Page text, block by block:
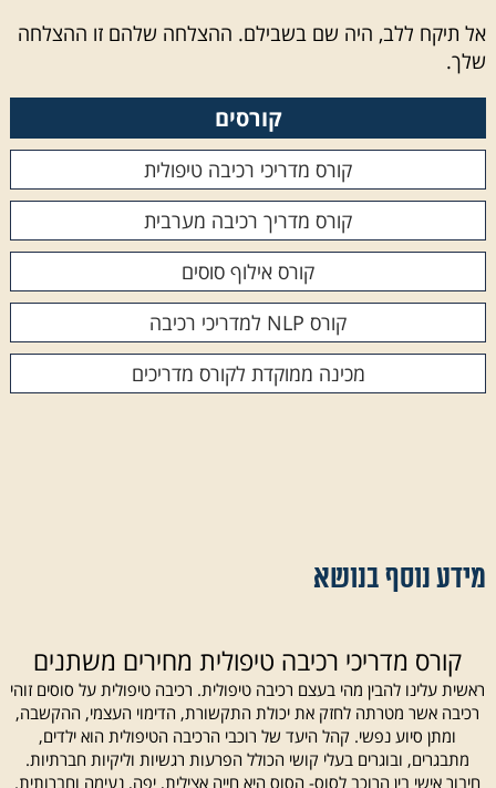
קורסים
קורס מדריכי רכיבה טיפולית
קורס מדריך רכיבה מערבית
קורס אילוף סוסים
קורס NLP למדריכי רכיבה
מכינה ממוקדת לקורס מדריכים
אל תיקח ללב, היה שם בשבילם. ההצלחה שלהם זו ההצלחה
שלך.
מידע נוסף בנושא
קורס מדריכי רכיבה טיפולית מחירים
רכיבה טיפולית על סוסים נעשתה פופולארית מאוד בשנים האחרונות. ישנם
רבים המעוניינים להפוך למדרכי רכיבה טיפולית ומתעניינים בשאלת המחיר.
עבור קורס מדריכי רכיבה טיפולית מחירים משתנים בהתאמה לפרמטרים
שונים. ALL4HORSES בע"מ, הינה מכללה מובילה בארץ בלימודי רכיבה על
סוסים. יחד נסביר במאמר זה מהו בעצם קורס רכיבה טיפולית על סוסים.